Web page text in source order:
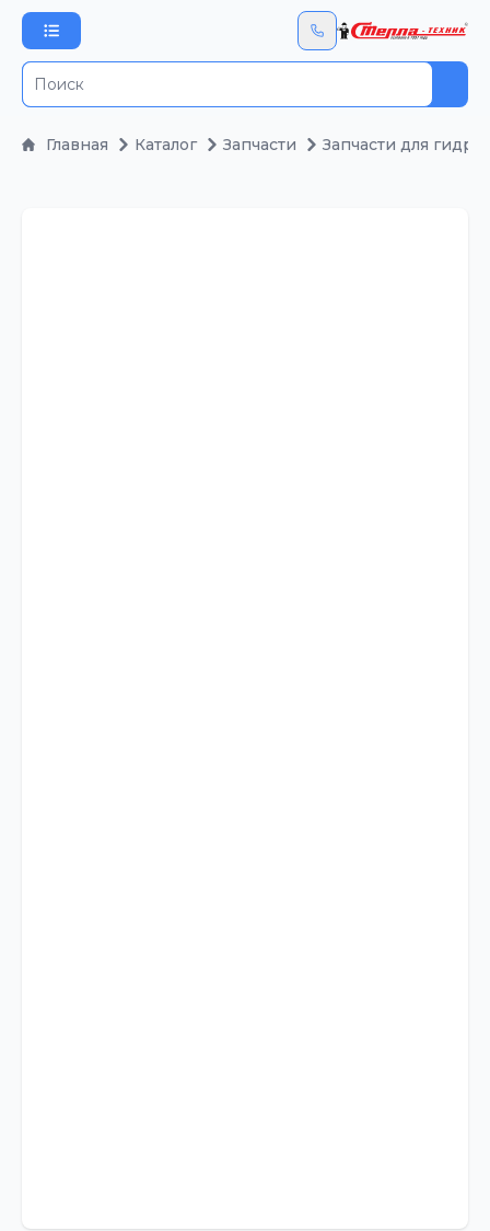
Главная Каталог Запчасти Запчасти для